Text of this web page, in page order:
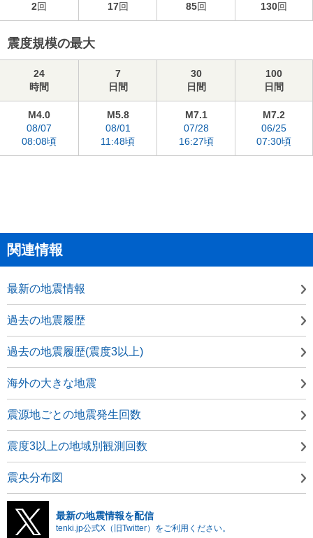
2回 17回 85回 130回
震度規模の最大
24
時間
7
日間
30
日間
100
日間
M4.0
08/07
08:08頃
M5.8
08/01
11:48頃
M7.1
07/28
16:27頃
M7.2
06/25
07:30頃
関連情報
最新の地震情報
過去の地震履歴
過去の地震履歴(震度3以上)
海外の大きな地震
震源地ごとの地震発生回数
震度3以上の地域別観測回数
震央分布図
最新の地震情報を配信
tenki.jp公式X（旧Twitter）をご利用ください。